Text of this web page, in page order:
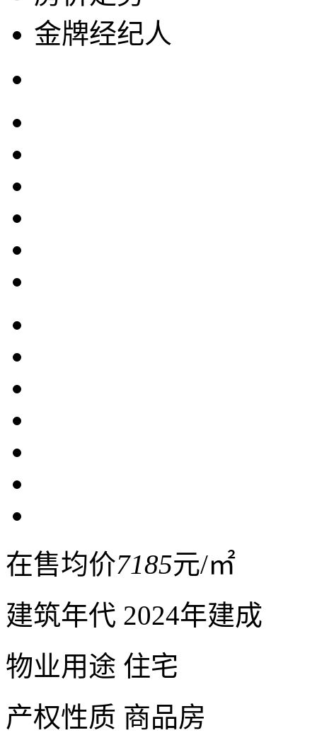
金牌经纪人
在售均价7185元/㎡
建筑年代 2024年建成
物业用途 住宅
产权性质 商品房